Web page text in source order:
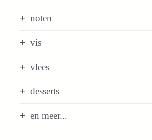
noten
vis
vlees
desserts
en meer...